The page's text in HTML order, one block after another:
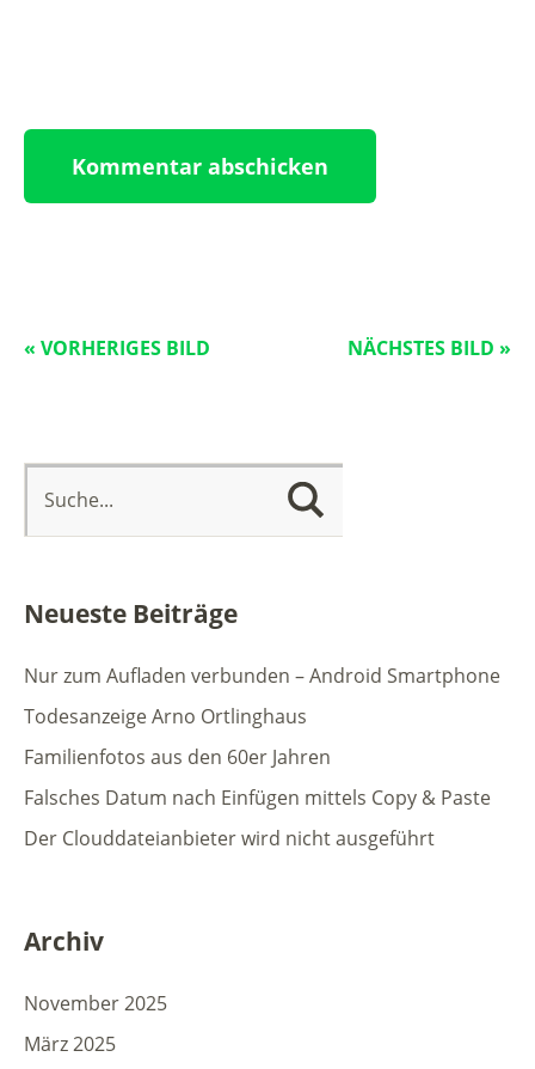
« VORHERIGES BILD NÄCHSTES BILD »
Neueste Beiträge
Nur zum Aufladen verbunden – Android Smartphone
Todesanzeige Arno Ortlinghaus
Familienfotos aus den 60er Jahren
Falsches Datum nach Einfügen mittels Copy & Paste
Der Clouddateianbieter wird nicht ausgeführt
Archiv
November 2025
März 2025